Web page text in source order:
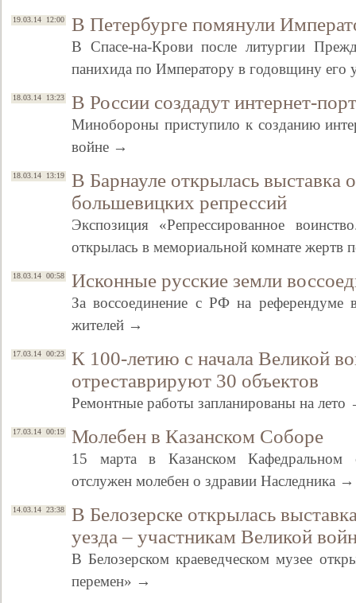
19.03.14 12:00 В Петербурге помянули
В Спасе-на-Крови после литургии
панихида по Императору в годовщину
18.03.14 13:23 В России создадут интернет-
Минобороны приступило к созданию
войне →
18.03.14 13:19
В Барнауле открылась выставка
большевицких репрессий
Экспозиция «Репрессированное
открылась в мемориальной комнате жертв
18.03.14 00:58 Исконные русские земли
За воссоединение с РФ на референдуме
жителей →
17.03.14 00:23
К 100-летию с начала Великой
отреставрируют 30 объектов
Ремонтные работы запланированы на лето
17.03.14 00:19 Молебен в Казанском Соборе
15 марта в Казанском Кафедральном
отслужен молебен о здравии Наследника →
14.03.14 23:38
В Белозерске открылась
уезда – участникам Великой
В Белозерском краеведческом музее
перемен» →